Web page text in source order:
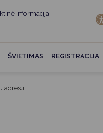
informacija
ŠVIETIMAS REGISTRACIJA
adresu